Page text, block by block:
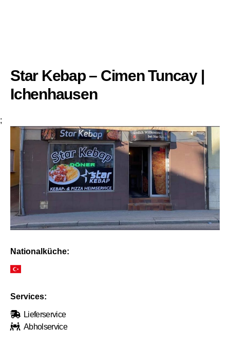
Star Kebap – Cimen Tuncay |
Ichenhausen
;
Nationalküche:
Services:
Lieferservice
Abholservice